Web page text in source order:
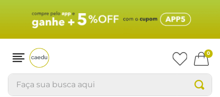
0
Faça sua busca aqui